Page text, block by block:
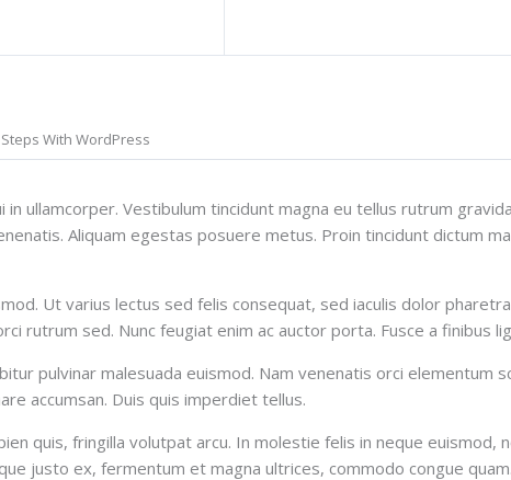
With WordPress
in ullamcorper. Vestibulum tincidunt magna eu tellus rutrum
Aliquam egestas posuere metus. Proin tincidunt dictum
Ut varius lectus sed felis consequat, sed iaculis dolor
rutrum sed. Nunc feugiat enim ac auctor porta. Fusce a finibus
pulvinar malesuada euismod. Nam venenatis orci elementum
accumsan. Duis quis imperdiet tellus.
quis, fringilla volutpat arcu. In molestie felis in neque euismod,
justo ex, fermentum et magna ultrices, commodo congue quam.